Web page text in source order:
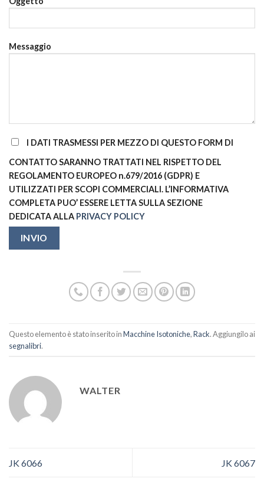
Messaggio
I DATI TRASMESSI PER MEZZO DI QUESTO FORM DI
CONTATTO SARANNO TRATTATI NEL RISPETTO DEL
REGOLAMENTO EUROPEO n.679/2016 (GDPR) E
UTILIZZATI PER SCOPI COMMERCIALI. L’INFORMATIVA
COMPLETA PUO’ ESSERE LETTA SULLA SEZIONE
DEDICATA ALLA PRIVACY POLICY
Questo elemento è stato inserito inMacchine Isotoniche,Rack. Aggiungilo ai
segnalibri.
WALTER
JK 6066 JK 6067